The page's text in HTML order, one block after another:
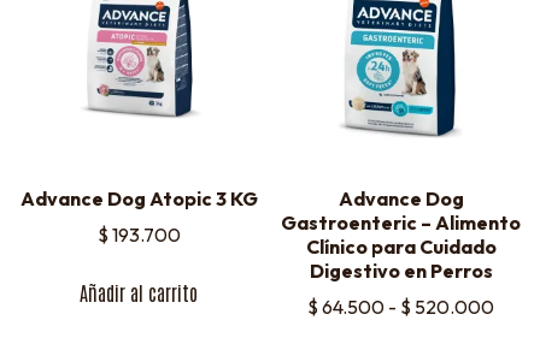
Advance Dog Atopic 3 KG
$ 193.700
Añadir al carrito
Advance Dog
Gastroenteric – Alimento
Clínico para Cuidado
Digestivo en Perros
$ 64.500 - $ 520.000